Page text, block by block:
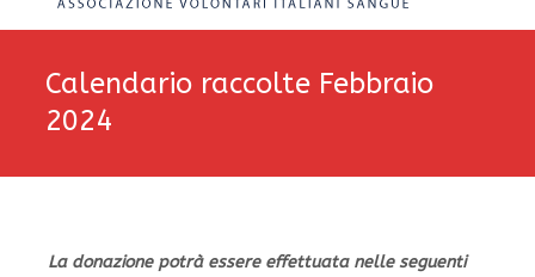
Calendario raccolte Febbraio
2024
La donazione potrà essere effettuata nelle seguenti